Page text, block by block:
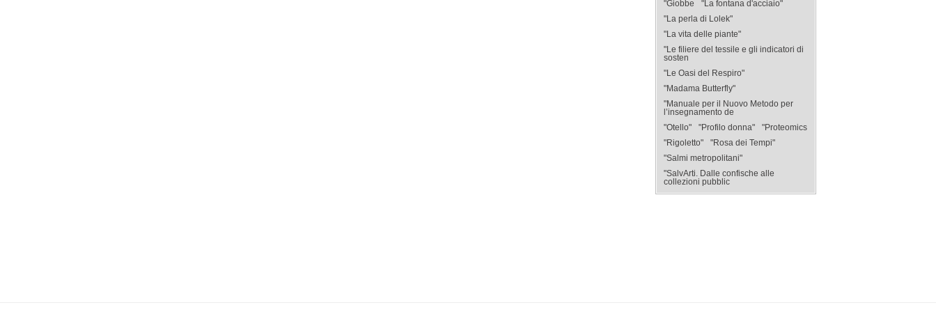
"Giobbe
"La fontana d'acciaio"
"La perla di Lolek"
"La vita delle piante"
"Le filiere del tessile e gli indicatori di
sosten
"Le Oasi del Respiro"
"Madama Butterfly"
"Manuale per il Nuovo Metodo per
l’insegnamento de
"Otello"
"Profilo donna"
"Proteomics
"Rigoletto"
"Rosa dei Tempi"
"Salmi metropolitani"
"SalvArti. Dalle confische alle
collezioni pubblic